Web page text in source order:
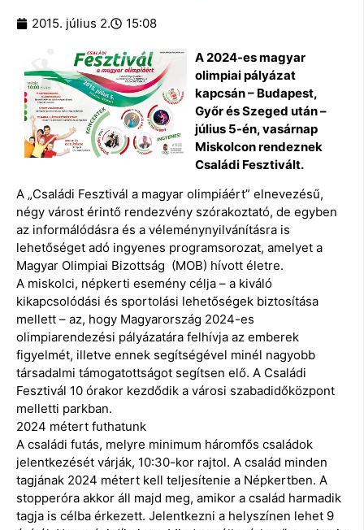
2015. július 2. 15:08
A 2024-es magyar
olimpiai pályázat
kapcsán – Budapest,
Győr és Szeged után –
július 5-én, vasárnap
Miskolcon rendeznek
Családi Fesztivált.
A „Családi Fesztivál a magyar olimpiáért” elnevezésű,
négy várost érintő rendezvény szórakoztató, de egyben
az informálódásra és a véleménynyilvánításra is
lehetőséget adó ingyenes programsorozat, amelyet a
Magyar Olimpiai Bizottság (MOB) hívott életre.
A miskolci, népkerti esemény célja – a kiváló
kikapcsolódási és sportolási lehetőségek biztosítása
mellett – az, hogy Magyarország 2024-es
olimpiarendezési pályázatára felhívja az emberek
figyelmét, illetve ennek segítségével minél nagyobb
társadalmi támogatottságot segítsen elő. A Családi
Fesztivál 10 órakor kezdődik a városi szabadidőközpont
melletti parkban.
2024 métert futhatunk
A családi futás, melyre minimum háromfős családok
jelentkezését várják, 10:30-kor rajtol. A család minden
tagjának 2024 métert kell teljesítenie a Népkertben. A
stopperóra akkor áll majd meg, amikor a család harmadik
tagja is célba érkezett. Jelentkezni a helyszínen lehet 9